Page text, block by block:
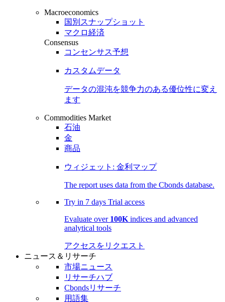
Macroeconomics
国別スナップショット
マクロ経済
Consensus
コンセンサス予想
カスタムデータ
データの混沌を競争力のある優位性に変え
ます
Commodities Market
石油
金
商品
ウィジェット: 金利マップ
The report uses data from the Cbonds database.
Try in 7 days Trial access
Evaluate over 100K indices and advanced
analytical tools
アクセスをリクエスト
ニュース＆リサーチ
市場ニュース
リサーチハブ
Cbondsリサーチ
用語集